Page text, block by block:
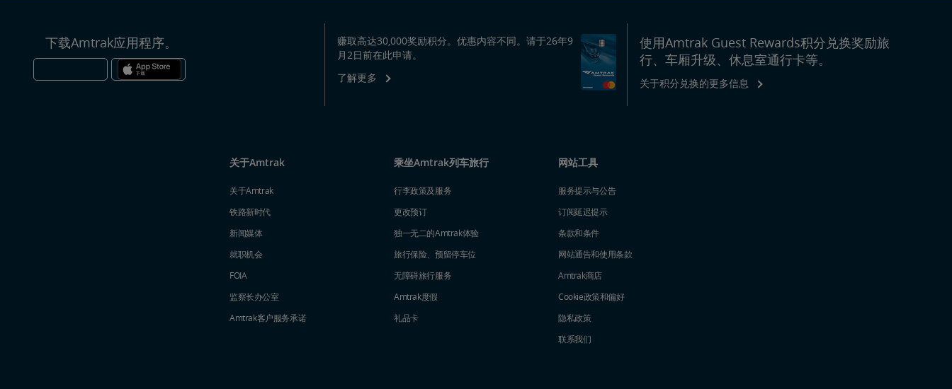
下载Amtrak应用程序。
赚取高达30,000奖励积分。优惠内容不同。请于26年9
月2日前在此申请。
了解更多
使用Amtrak Guest Rewards积分兑换奖励旅
行、车厢升级、休息室通行卡等。
关于积分兑换的更多信息
关于Amtrak
关于Amtrak
铁路新时代
新闻媒体
就职机会
FOIA
监察长办公室
Amtrak​​​​​​​客户服务承诺
乘坐Amtrak列车旅行
行李政策及服务
更改预订
独一无二的Amtrak体验
旅行保险、预留停车位
无障碍旅行服务
Amtrak度假
礼品卡
网站工具
服务提示与公告
订阅延迟提示
条款和条件
网站通告和使用条款
Amtrak商店
Cookie政策和偏好
隐私政策
联系我们